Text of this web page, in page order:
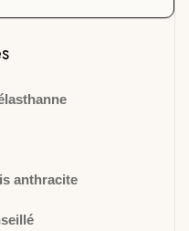
anthracite